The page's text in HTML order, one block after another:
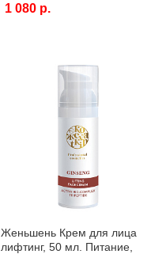
1 080 р.
Женьшень Крем для лица
лифтинг, 50 мл. Питание,